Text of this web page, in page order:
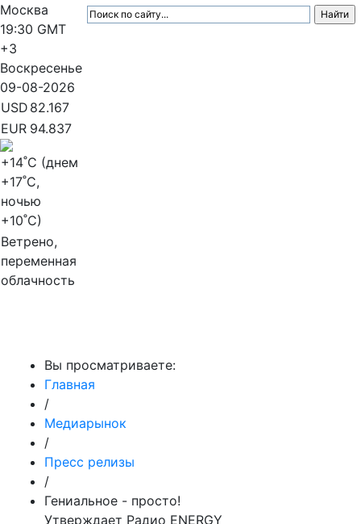
Москва
19:30 GMT
+3
Воскресенье
09-08-2026
USD 82.167
EUR 94.837
+14˚C (днем
+17˚C,
ночью
+10˚C)
Ветрено,
переменная
облачность
Вы просматриваете:
Главная
/
Медиарынок
/
Пресс релизы
/
Гениальное - просто!
Утверждает Радио ENERGY